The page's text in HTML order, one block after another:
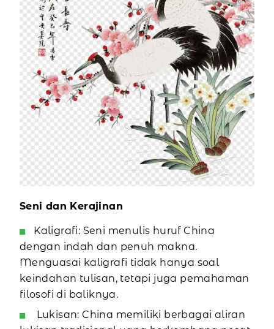
Seni dan Kerajinan
Kaligrafi: Seni menulis huruf China
dengan indah dan penuh makna.
Menguasai kaligrafi tidak hanya soal
keindahan tulisan, tetapi juga pemahaman
filosofi di baliknya.
Lukisan: China memiliki berbagai aliran